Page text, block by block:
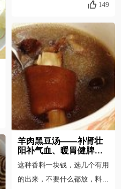
149
羊肉黑豆汤——补肾壮
阳补气血、暖胃健脾祛
风解毒壮筋骨。
这种香料一块钱，选几个有用
的出来，不要什么都放，料太